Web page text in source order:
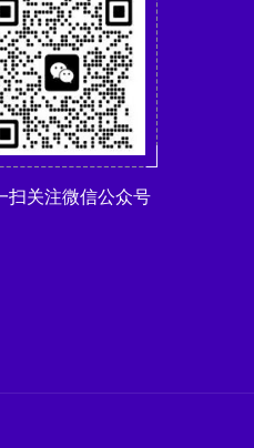
扫关注微信公众号